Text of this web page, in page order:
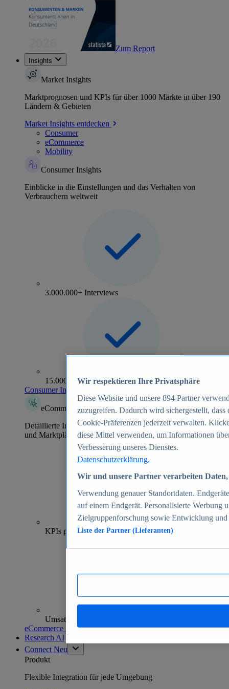
Zum Report
Insights
Market Insights
Marktprognosen und KPIs für über 1000 Märkte in über 190
Ländern & Gebieten
Market Insights entdecken
Consumer
eCommerce
Mobility
Consumer Insights
Einblicke in die Einstellungen und das Verhalten von
Verbrauchern weltweit
3.000.000+ Interviews
15.000+ Marken
Consumer Insights entdecken
eCommerce Insights
Detaillierte Informationen zu mehr als 39.000 Online-Shops
und Marktplätzen
70+
KPIs pro Shop
Umsatzanalysen und -prognosen
eCommerce Insights entdecken
Research AI
Connect Neu
Produkt
Flexible Integration für jede Umgebung
Wir respektieren Ihre Privatsphäre
Diese Website und unsere 894 Partner
zuzugreifen. Dadurch wird sichergestellt,
Cookie-Präferenzen jederzeit verwalten.
diese Mittel verwenden, um Informationen
Verbesserung unseres Dienstes.
Datenschutzerklärung.
Wir und unsere Partner verarbeiten
Verwendung genauer Standortdaten.
auf einem Endgerät. Personalisierte Werbung
Zielgruppenforschung sowie Entwicklung
Liste der Partner (Lieferanten)